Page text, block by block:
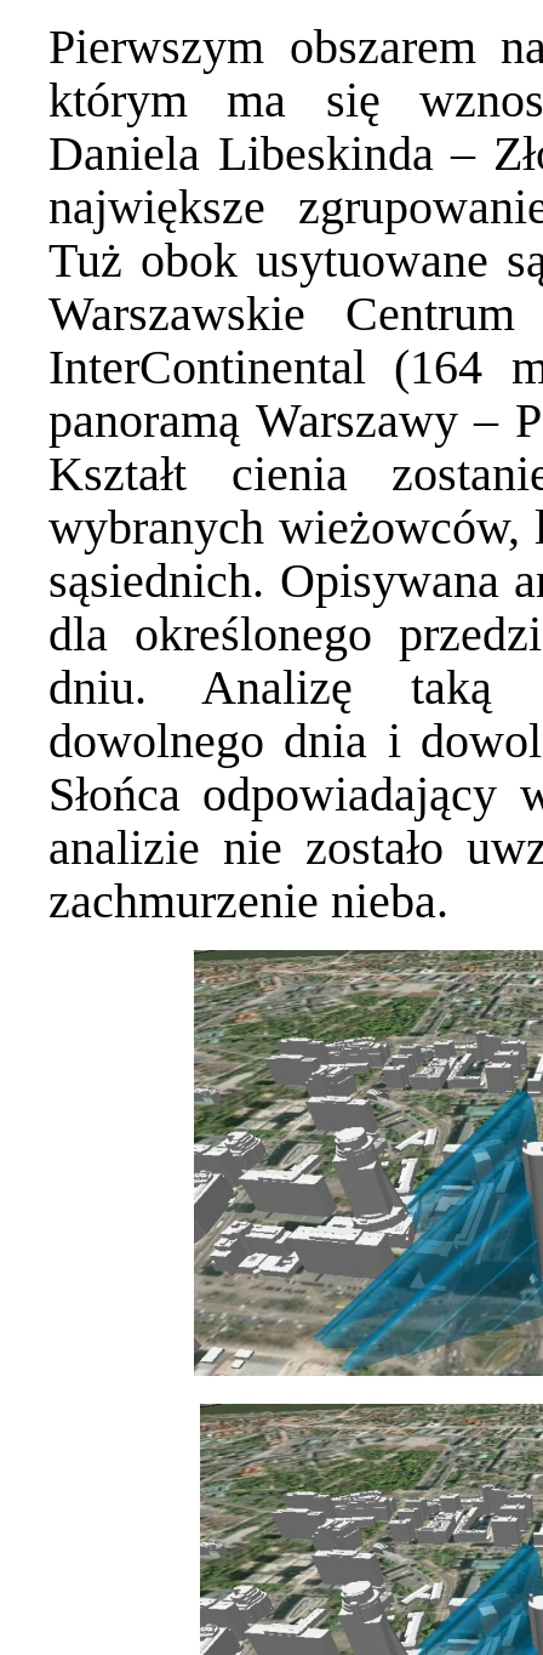
Pierwszym obszarem
którym ma się
Daniela Libeskinda –
największe
Tuż obok usytuowane
Warszawskie
InterContinental (164
panoramą Warszawy –
Kształt cienia
wybranych
sąsiednich. Opisywana
dla określonego
dniu. Analizę taką
dowolnego dnia i
Słońca odpowiadający
analizie nie zostało
zachmurzenie nieba.